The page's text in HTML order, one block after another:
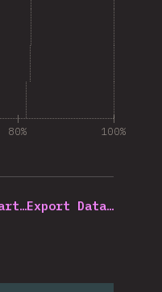
80% 100%
Export Data…